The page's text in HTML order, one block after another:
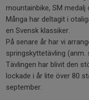
mountainbike, SM medalj
Många har deltagit i
en Svensk klassiker.
På senare år har vi
springskyttetävling
Tävlingen har blivit den
lockade i år lite över 80
september.